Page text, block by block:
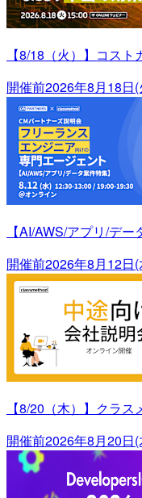
【8/18（火）】コス
開催前2026年8月18日(
【AI/AWS/アプリ/デ
開催前2026年8月12日(
【8/20（木）】クラ
開催前2026年8月20日(